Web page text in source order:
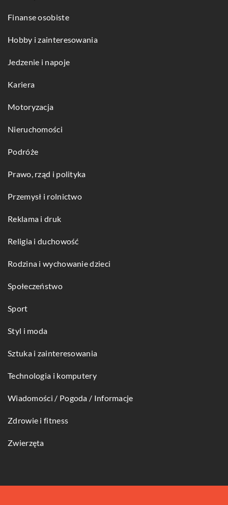
Finanse osobiste
Hobby i zainteresowania
Jedzenie i napoje
Kariera
Motoryzacja
Nieruchomości
Podróże
Prawo, rząd i polityka
Przemysł i rolnictwo
Reklama i druk
Religia i duchowość
Rodzina i wychowanie dzieci
Społeczeństwo
Sport
Styl i moda
Sztuka i zainteresowania
Technologia i komputery
Wiadomości / Pogoda / Informacje
Zdrowie i fitness
Zwierzęta